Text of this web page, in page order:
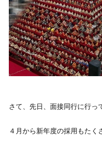
さて、先日、面接同行に行っ
４月から新年度の採用もたく